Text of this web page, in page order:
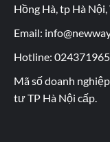
Hồng Hà, tp Hà
Email:
Hotline:
Mã số doanh
tư TP Hà Nội cấp.